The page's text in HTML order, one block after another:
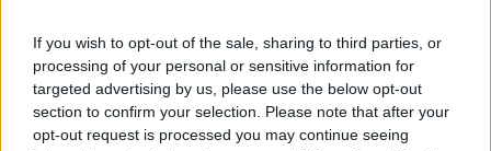
If you wish to opt-out of the sale, sharing to third parties, or
processing of your personal or sensitive information for
targeted advertising by us, please use the below opt-out
section to confirm your selection. Please note that after your
opt-out request is processed you may continue seeing